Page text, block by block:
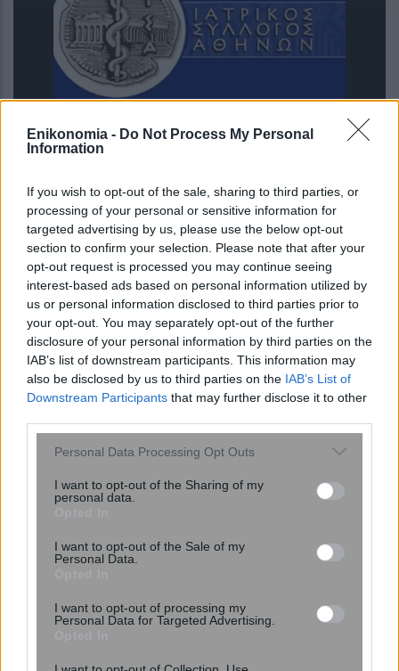
Enikonomia - Do Not Process My Personal
Information
If you wish to opt-out of the sale, sharing to third parties, or
processing of your personal or sensitive information for
targeted advertising by us, please use the below opt-out
section to confirm your selection. Please note that after your
opt-out request is processed you may continue seeing
interest-based ads based on personal information utilized by
us or personal information disclosed to third parties prior to
your opt-out. You may separately opt-out of the further
disclosure of your personal information by third parties on the
IAB’s list of downstream participants. This information may
also be disclosed by us to third parties on the IAB’s List of
Downstream Participants that may further disclose it to other
Please note that this website/app uses one or more Google
not limited to your visit or usage behaviour. You may click to
grant or deny consent to Google and its third-party tags to
consent section.
Personal Data Processing Opt Outs
I want to opt-out of the Sharing of my
personal data.
I want to opt-out of the Sale of my
Personal Data.
I want to opt-out of processing my
Personal Data for Targeted Advertising.
Διευθέτηση των αποζημιώσεων των
αίτημα του ΙΣΑ
Καρκίνος του μαστού: Νέα δεδομένα
για την καταστολή της ωοθηκικής
λειτουργίας